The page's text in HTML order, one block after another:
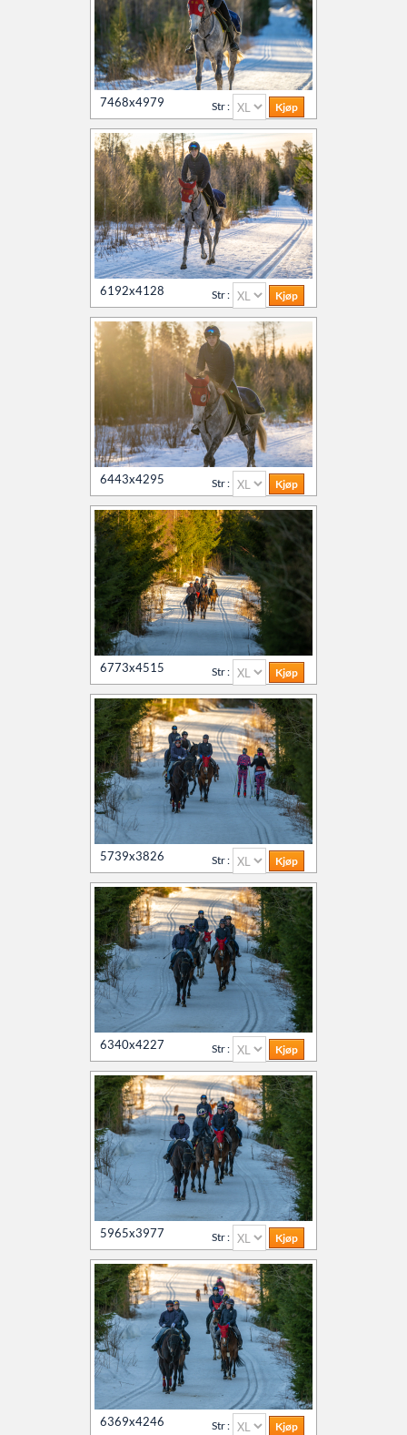
7468x4979 Str :
6192x4128 Str :
6443x4295 Str :
6773x4515 Str :
5739x3826 Str :
6340x4227 Str :
5965x3977 Str :
6369x4246 Str :